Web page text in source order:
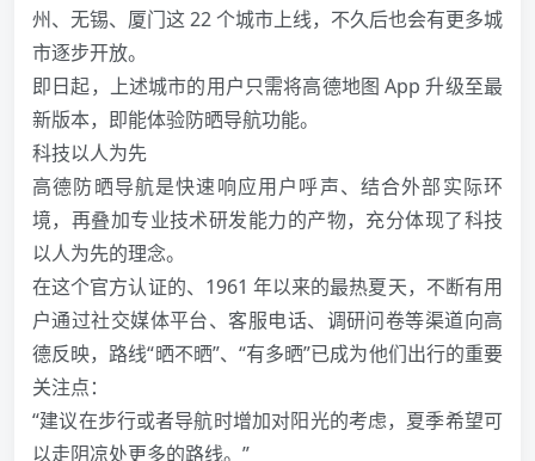
州、无锡、厦门这 22 个城市上线，不久后也会有更多城
市逐步开放。
即日起，上述城市的用户只需将高德地图 App 升级至最
新版本，即能体验防晒导航功能。
科技以人为先
高德防晒导航是快速响应用户呼声、结合外部实际环
境，再叠加专业技术研发能力的产物，充分体现了科技
以人为先的理念。
在这个官方认证的、1961 年以来的最热夏天，不断有用
户通过社交媒体平台、客服电话、调研问卷等渠道向高
德反映，路线“晒不晒”、“有多晒”已成为他们出行的重要
关注点：
“建议在步行或者导航时增加对阳光的考虑，夏季希望可
以走阴凉处更多的路线。”